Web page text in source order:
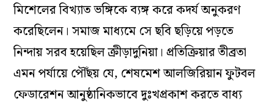
মিশেলের বিখ্যাত ভঙ্গিকে ব্যঙ্গ করে কদর্য অনুকরণ
করেছিলেন। সমাজ মাধ্যমে সে ছবি ছড়িয়ে পড়তে
নিন্দায় সরব হয়েছিল ক্রীড়াদুনিয়া। প্রতিক্রিয়ার তীব্রতা
এমন পর্যায়ে পৌঁছয় যে, শেষমেশ আলজিরিয়ান ফুটবল
ফেডারেশন আনুষ্ঠানিকভাবে দুঃখপ্রকাশ করতে বাধ্য